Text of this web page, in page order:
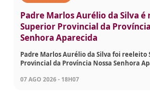
Padre Marlos Aurélio da Silva é
Superior Provincial da
Senhora Aparecida
Padre Marlos Aurélio da Silva foi reeleito
Provincial da Província Nossa Senhora
07 AGO 2026 - 18H07